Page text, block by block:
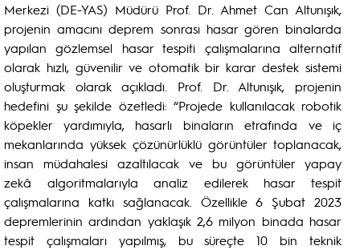
Merkezi (DE-YAS) Müdürü Prof. Dr. Ahmet Can Altunışık,
projenin amacını deprem sonrası hasar gören binalarda
yapılan gözlemsel hasar tespiti çalışmalarına alternatif
olarak hızlı, güvenilir ve otomatik bir karar destek sistemi
oluşturmak olarak açıkladı. Prof. Dr. Altunışık, projenin
hedefini şu şekilde özetledi: “Projede kullanılacak robotik
köpekler yardımıyla, hasarlı binaların etrafında ve iç
mekanlarında yüksek çözünürlüklü görüntüler toplanacak,
insan müdahalesi azaltılacak ve bu görüntüler yapay
zekâ algoritmalarıyla analiz edilerek hasar tespit
çalışmalarına katkı sağlanacak. Özellikle 6 Şubat 2023
depremlerinin ardından yaklaşık 2,6 milyon binada hasar
tespit çalışmaları yapılmış, bu süreçte 10 bin teknik